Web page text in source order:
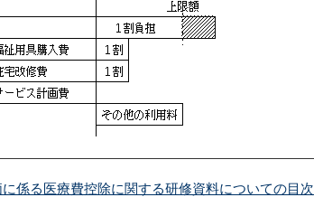
係る医療費控除に関する研修資料についての目次